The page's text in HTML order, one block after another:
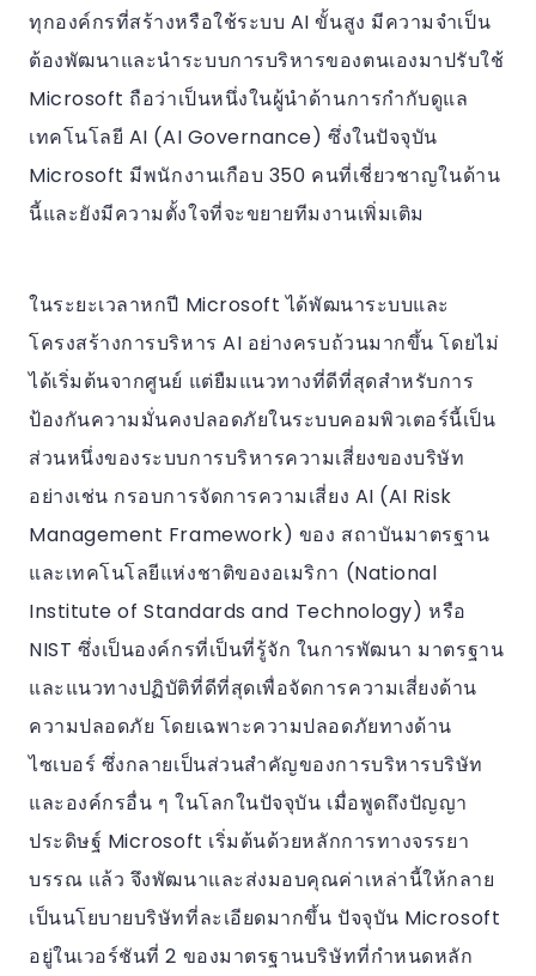
ทุกองค์กรที่สร้างหรือใช้ระบบ AI ขั้นสูง มีความจำเป็น
ต้องพัฒนาและนำระบบการบริหารของตนเองมาปรับใช้
Microsoft ถือว่าเป็นหนึ่งในผู้นำด้านการกำกับดูแล
เทคโนโลยี AI (AI Governance) ซึ่งในปัจจุบัน
Microsoft มีพนักงานเกือบ 350 คนที่เชี่ยวชาญในด้าน
นี้และยังมีความตั้งใจที่จะขยายทีมงานเพิ่มเติม
ในระยะเวลาหกปี Microsoft ได้พัฒนาระบบและ
โครงสร้างการบริหาร AI อย่างครบถ้วนมากขึ้น โดยไม่
ได้เริ่มต้นจากศูนย์ แต่ยืมแนวทางที่ดีที่สุดสำหรับการ
ป้องกันความมั่นคงปลอดภัยในระบบคอมพิวเตอร์นี้เป็น
ส่วนหนึ่งของระบบการบริหารความเสี่ยงของบริษัท
อย่างเช่น กรอบการจัดการความเสี่ยง AI (AI Risk
Management Framework) ของ สถาบันมาตรฐาน
และเทคโนโลยีแห่งชาติของอเมริกา (National
Institute of Standards and Technology) หรือ
NIST ซึ่งเป็นองค์กรที่เป็นที่รู้จัก ในการพัฒนา มาตรฐาน
และแนวทางปฏิบัติที่ดีที่สุดเพื่อจัดการความเสี่ยงด้าน
ความปลอดภัย โดยเฉพาะความปลอดภัยทางด้าน
ไซเบอร์ ซึ่งกลายเป็นส่วนสำคัญของการบริหารบริษัท
และองค์กรอื่น ๆ ในโลกในปัจจุบัน เมื่อพูดถึงปัญญา
ประดิษฐ์ Microsoft เริ่มต้นด้วยหลักการทางจรรยา
บรรณ แล้ว จึงพัฒนาและส่งมอบคุณค่าเหล่านี้ให้กลาย
เป็นนโยบายบริษัทที่ละเอียดมากขึ้น ปัจจุบัน Microsoft
อยู่ในเวอร์ชันที่ 2 ของมาตรฐานบริษัทที่กำหนดหลัก